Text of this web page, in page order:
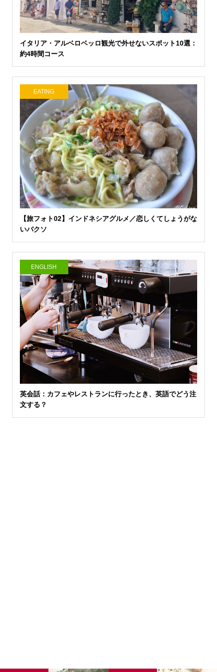
イタリア・アルベロベッロ観光で外せないスポット10選：
約4時間コース
EATING
【旅フォト02】インドネシアグルメ／恋しくてしょうがな
いバクソ
ENGLISH
英会話：カフェやレストランに行ったとき、英語でどう注
文する？